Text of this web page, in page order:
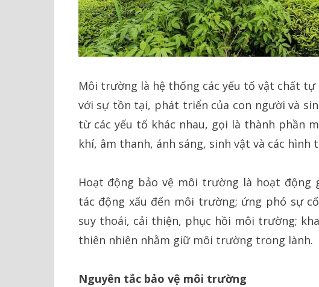
Môi trường là hệ thống các yếu tố vật chất
với sự tồn tại, phát triển của con người và
từ các yếu tố khác nhau, gọi là thành phần
khí, âm thanh, ánh sáng, sinh vật và các hình
Hoạt động bảo vệ môi trường là hoạt động
tác động xấu đến môi trường; ứng phó sự
suy thoái, cải thiện, phục hồi môi trường;
thiên nhiên nhằm giữ môi trường trong lành.
Nguyên tắc bảo vệ môi trường